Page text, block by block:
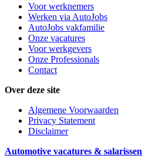
Voor werknemers
Werken via AutoJobs
AutoJobs vakfamilie
Onze vacatures
Voor werkgevers
Onze Professionals
Contact
Over deze site
Algemene Voorwaarden
Privacy Statement
Disclaimer
Automotive vacatures & salarissen